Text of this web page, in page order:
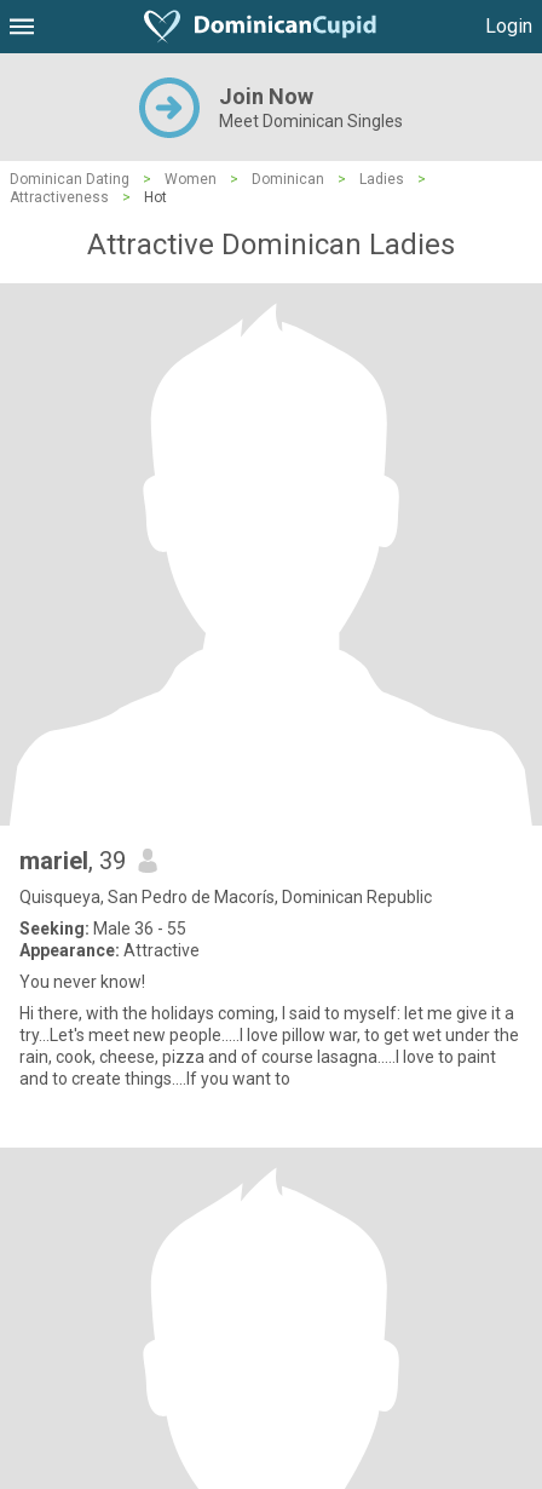
Login
Join Now
Meet Dominican Singles
Dominican Dating > Women > Dominican > Ladies
>
Attractiveness
> Hot
Attractive Dominican Ladies
mariel, 39
Quisqueya, San Pedro de Macorís, Dominican Republic
Seeking: Male 36 - 55
Appearance: Attractive
You never know!
Hi there, with the holidays coming, I said to myself: let me give it a
try...Let's meet new people.....I love pillow war, to get wet under the
rain, cook, cheese, pizza and of course lasagna.....I love to paint
and to create things....If you want to